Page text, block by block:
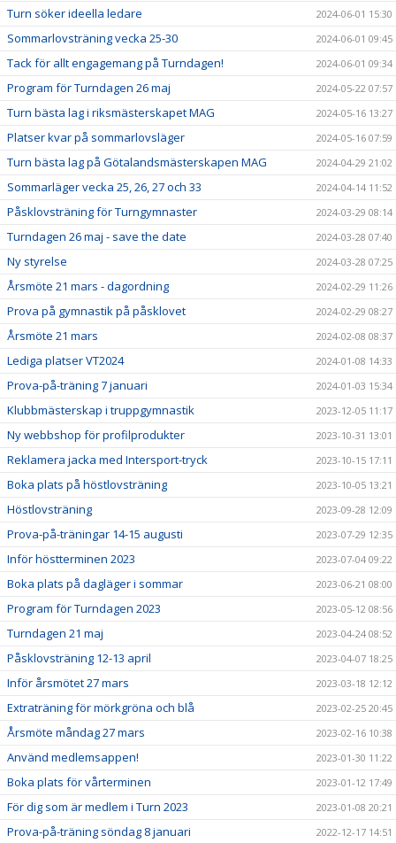
Turn söker ideella ledare 2024-06-01 15:30
Sommarlovsträning vecka 25-30 2024-06-01 09:45
Tack för allt engagemang på Turndagen! 2024-06-01 09:34
Program för Turndagen 26 maj 2024-05-22 07:57
Turn bästa lag i riksmästerskapet MAG 2024-05-16 13:27
Platser kvar på sommarlovsläger 2024-05-16 07:59
Turn bästa lag på Götalandsmästerskapen MAG 2024-04-29 21:02
Sommarläger vecka 25, 26, 27 och 33 2024-04-14 11:52
Påsklovsträning för Turngymnaster 2024-03-29 08:14
Turndagen 26 maj - save the date 2024-03-28 07:40
Ny styrelse 2024-03-28 07:25
Årsmöte 21 mars - dagordning 2024-02-29 11:26
Prova på gymnastik på påsklovet 2024-02-29 08:27
Årsmöte 21 mars 2024-02-08 08:37
Lediga platser VT2024 2024-01-08 14:33
Prova-på-träning 7 januari 2024-01-03 15:34
Klubbmästerskap i truppgymnastik 2023-12-05 11:17
Ny webbshop för profilprodukter 2023-10-31 13:01
Reklamera jacka med Intersport-tryck 2023-10-15 17:11
Boka plats på höstlovsträning 2023-10-05 13:21
Höstlovsträning 2023-09-28 12:09
Prova-på-träningar 14-15 augusti 2023-07-29 12:35
Inför höstterminen 2023 2023-07-04 09:22
Boka plats på dagläger i sommar 2023-06-21 08:00
Program för Turndagen 2023 2023-05-12 08:56
Turndagen 21 maj 2023-04-24 08:52
Påsklovsträning 12-13 april 2023-04-07 18:25
Inför årsmötet 27 mars 2023-03-18 12:12
Extraträning för mörkgröna och blå 2023-02-25 20:45
Årsmöte måndag 27 mars 2023-02-16 10:38
Använd medlemsappen! 2023-01-30 11:22
Boka plats för vårterminen 2023-01-12 17:49
För dig som är medlem i Turn 2023 2023-01-08 20:21
Prova-på-träning söndag 8 januari 2022-12-17 14:51